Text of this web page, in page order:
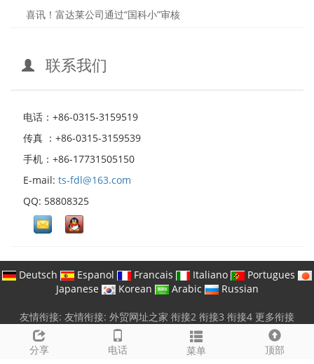
喜讯！富达莱公司通过“国科小”审核
联系我们
电话：+86-0315-3159519
传真 ：+86-0315-3159539
手机：+86-17731505150
E-mail: ts-fdl@163.com
QQ: 58808325
分享 电话 菜单 顶部
Deutsch Espanol Francais Italiano
Portugues
Japanese
Korean Arabic Russian
友情衔接: 友情衔接: 外贸网址之家 衔接2 衔接3 衔接4 更多衔接
电话: +86-0315-3159519
E-mail:ts-fdl@163.com
版权所有 © 唐山富达莱新材料有限公司 保留所有权利 |
冀ICP备
19038363号-1